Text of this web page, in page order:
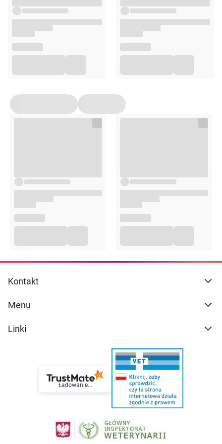
Kontakt
Menu
Linki
Ładowanie...